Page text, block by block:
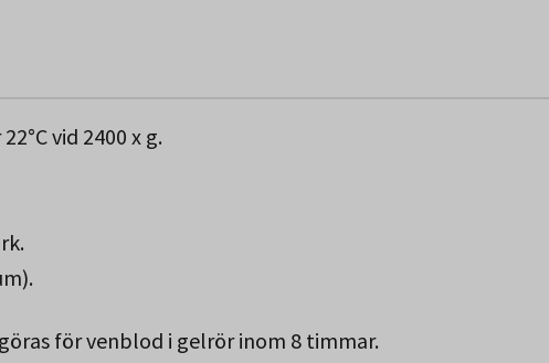
vid 2400 x g.
för venblod i gelrör inom 8 timmar.